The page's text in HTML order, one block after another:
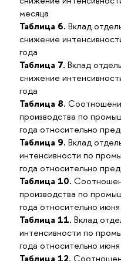
месяца
Таблица 6. Вклад
снижение
года
Таблица 7. Вклад
снижение
года
Таблица 8.
производства по
года относительно
Таблица 9. Вклад
интенсивности по
года относительно
Таблица 10.
производства по
года относительно
Таблица 11. Вклад
интенсивности по
года относительно
Таблица 12.